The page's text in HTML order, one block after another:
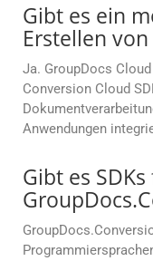
Gibt es ein
Erstellen
Ja. GroupDocs
Conversion Cloud
Anwendungen
Gibt es